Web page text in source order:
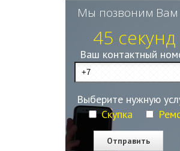
Мы позвоним Вам
45 секунд
Ваш контактный
Выберите нужную
Скупка